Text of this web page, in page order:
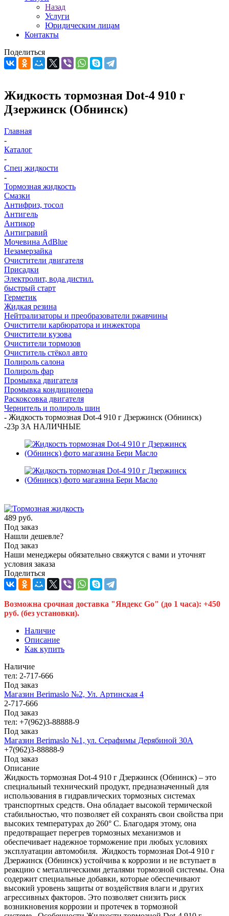
Назад
Услуги
Юридическим лицам
Контакты
Поделиться
Жидкость тормозная Dot-4 910 г
Дзержинск (Обнинск)
Главная
-
Каталог
-
Спец жидкости
-
Тормозная жидкость
Смазки
Антифриз, тосол
Антигель
Антикор
Антигравий
Мочевина AdBlue
Незамерзайка
Очистители двигателя
Присадки
Электролит, вода дистил.
быстрый старт
Герметик
Жидкая резина
Нейтрализаторы и преобразователи ржавчины
Очистители карбюратора и инжектора
Очистители кузова
Очистители тормозов
Очиститель стёкол авто
Полироль салона
Полироль фар
Промывка двигателя
Промывка кондиционера
Раскоксовка двигателя
Чернитель и полироль шин
- Жидкость тормозная Dot-4 910 г Дзержинск (Обнинск)
-23р ЗА НАЛИЧНЫЕ
489 руб.
Под заказ
Нашли дешевле?
Под заказ
Наши менеджеры обязательно свяжутся с вами и уточнят
условия заказа
Поделиться
Возможна срочная доставка "Яндекс Go" (до 1 часа): +450
руб. (без установки).
Наличие
Описание
Как купить
Наличие
тел: 2-717-666
Под заказ
Магазин Berimaslo №2, Ул. Артинская 4
2-717-666
Под заказ
тел: +7(962)3-88888-9
Под заказ
Магазин Berimaslo №1, ул. Серафимы Дерябиной 30А
+7(962)3-88888-9
Под заказ
Описание
Жидкость тормозная Dot-4 910 г Дзержинск (Обнинск) – это
специальный технический продукт, предназначенный для
использования в гидравлических тормозных системах
транспортных средств. Она обладает высокой термической
стабильностью, что позволяет ей сохранять свои свойства при
высоких температурах до 260° С. Благодаря этому, она
предотвращает перегрев тормозных механизмов и
обеспечивает надежное торможение при любых условиях
эксплуатации автомобиля. Жидкость тормозная Dot-4 910 г
Дзержинск (Обнинск) устойчива к коррозии и не вступает в
реакцию с металлическими деталями тормозной системы. Она
содержит специальные добавки, которые обеспечивают
высокий уровень защиты от воздействия влаги и других
агрессивных факторов. Это позволяет снизить риск
возникновения коррозии и протечек в тормозной